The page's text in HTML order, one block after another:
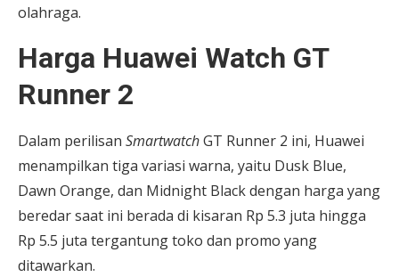
olahraga.
Harga Huawei Watch GT
Runner 2
Dalam perilisan SmartwatchGT Runner 2 ini, Huawei
menampilkan tiga variasi warna, yaitu Dusk Blue,
Dawn Orange, dan Midnight Black dengan harga yang
beredar saat ini berada di kisaran Rp 5.3 juta hingga
Rp 5.5 juta tergantung toko dan promo yang
ditawarkan.